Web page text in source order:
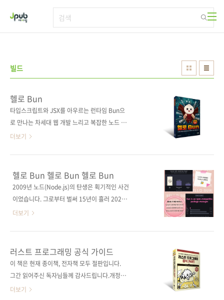
빌드
헬로 Bun
타입스크립트와 JSX를 아우르는 런타임 Bun으
로 만나는 차세대 웹 개발 느리고 복잡한 노드 생
태계의 판도를 바꾸기 위해, 차세대 자바스크립
바로 실행할 수 있고, 패키지 매니저, 모듈 시스
템, 테스트 러너, 번들러, DB 등 다양한 기능을
내장했는데도 성능은 노드나 디노를 압도한다.
으로서 Bun 기초부터 시나리오별 활용법과 예
제 프로젝트까지, 웹 개발이 얼마나 우아할 수 있
보문고] [도서11번가] [알라딘] [예스이십사]
[인터파크] [쿠팡] 전자책 구매 사이트(가나다
순)교보문고 / 구글북스 / 리디북스 /..
더보기
헬로 Bun 헬로 Bun 헬로 Bun
2009년 노드(Node.js)의 탄생은 획기적인 사건
이었습니다. 그로부터 벌써 15년이 흘러 2024
년이 되었네요. 지금 노드는 어떨까요? 아직도
니다(2023년 7월 글). 생태계가 비대해지면서
개발자는 비즈니스 로직에 집중해야 할 시간에
툴체인을 구성하느라 골머리를 앓게 됐습니
에 후회를 하고, 노드와 다른 방향성을 가진 디노
더보기
러스트 프로그래밍 공식 가이드
이 책은 현재 종이책, 전자책 모두 절판입니다.
그간 읽어주신 독자님들께 감사드립니다.개정판
은 아래에서 보실 수 있습니
더보기